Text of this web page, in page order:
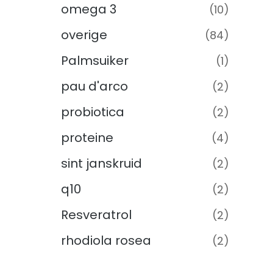
omega 3 (10)
overige (84)
Palmsuiker (1)
pau d'arco (2)
probiotica (2)
proteine (4)
sint janskruid (2)
q10 (2)
Resveratrol (2)
rhodiola rosea (2)